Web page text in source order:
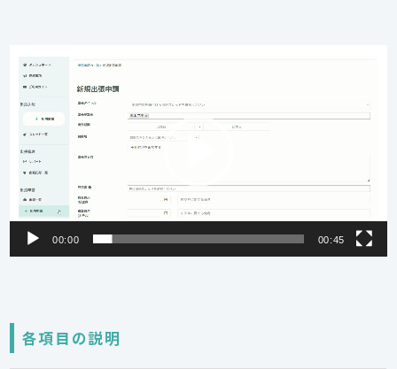
00:00 00:45
各項目の説明